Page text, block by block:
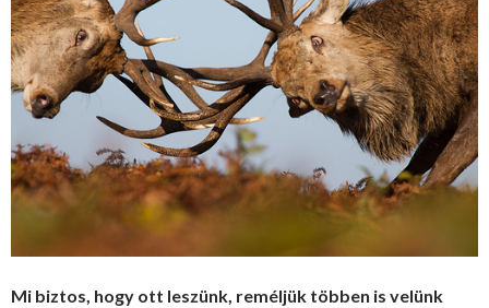
Mi biztos, hogy ott leszünk, reméljük többen is velünk